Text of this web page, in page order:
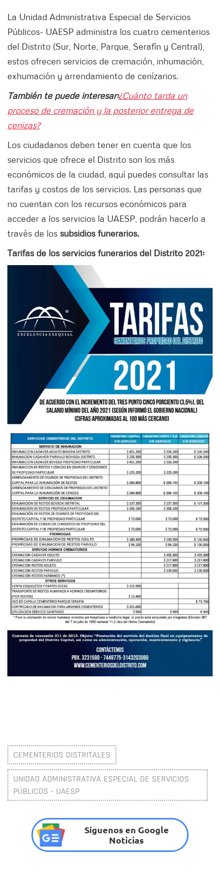
La Unidad Administrativa Especial de Servicios
Públicos- UAESP administra los cuatro cementerios
del Distrito (Sur, Norte, Parque, Serafín y Central),
estos ofrecen servicios de cremación, inhumación,
exhumación y arrendamiento de cenízarios.
También te puede interesar:¿Cuánto tarda un
proceso de cremación y la posterior entrega de
cenizas?
Los ciudadanos deben tener en cuenta que los
servicios que ofrece el Distrito son los más
económicos de la ciudad, aquí puedes consultar las
tarifas y costos de los servicios. Las personas que
no cuentan con los recursos económicos para
acceder a los servicios la UAESP, podrán hacerlo a
través de los subsidios funerarios.
Tarifas de los servicios funerarios del Distrito 2021:
CEMENTERIOS DISTRITALES
UNIDAD ADMINISTRATIVA ESPECIAL DE SERVICIOS
PÚBLICOS - UAESP
Síguenos en Google
Noticias